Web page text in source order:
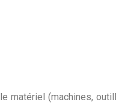
matériel (machines,